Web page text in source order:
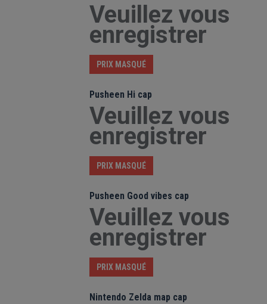
Veuillez vous
enregistrer
PRIX MASQUÉ
Pusheen Hi cap
Veuillez vous
enregistrer
PRIX MASQUÉ
Pusheen Good vibes cap
Veuillez vous
enregistrer
PRIX MASQUÉ
Nintendo Zelda map cap